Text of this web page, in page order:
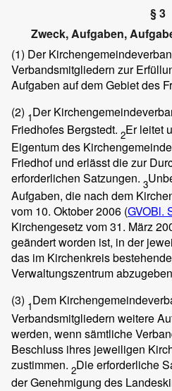
§ 3
Zweck, Aufgaben,
(1) Der
Verbandsmitgliedern zur
Aufgaben auf dem Gebiet des
(2) 1Der
Friedhofes Bergstedt. 2Er leitet
Eigentum des
Friedhof und erlässt die zur
erforderlichen Satzungen. 3
Aufgaben, die nach dem
vom 10. Oktober 2006 (GVOBl.
Kirchengesetz vom 31. März
geändert worden ist, in der
das im Kirchenkreis
Verwaltungszentrum
(3) 1Dem
Verbandsmitgliedern weitere
werden, wenn sämtliche
Beschluss ihres jeweiligen
zustimmen. 2Die erforderliche
der Genehmigung des